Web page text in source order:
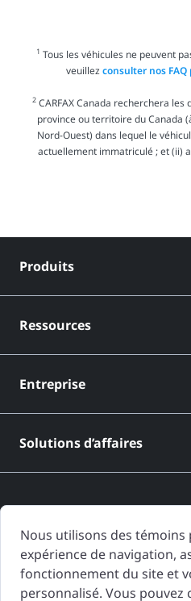
1 Tous les véhicules ne peuvent
veuillezconsulter nos
2CARFAX Canada recherchera
province ou territoire du Canada
Nord-Ouest) dans lequel le
actuellement immatriculé ; et (ii)
Produits
Ressources
Entreprise
Solutions d’affaires
Les rapports d'historique de véhicule
uniquement sur l'information fournie
Nous utilisons des
expérience de navigation,
fonctionnement du site et
personnalisé. Vous pouvez